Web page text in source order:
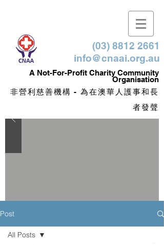
(03) 8812 2661
info@cnaai.org.au
​A Not-For-Profit Charity Community
Organisation
非營利慈善機構 - 為在澳華人護事和長
者發聲
Post
All Posts